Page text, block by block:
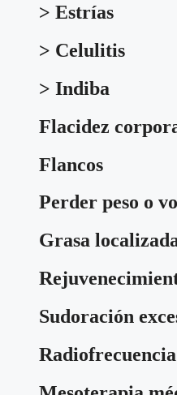
> Estrías
> Celulitis
> Indiba
Flacidez
Flancos
Perder peso o
Grasa
Sudoración